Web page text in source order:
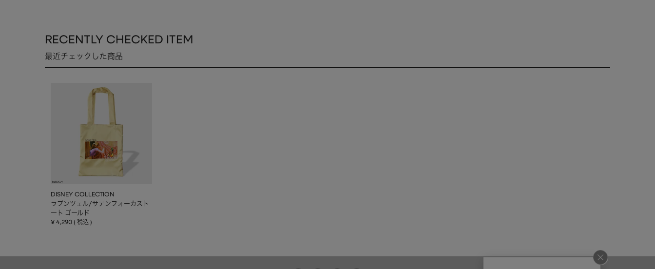
RECENTLY CHECKED ITEM
最近チェックした商品
DISNEY COLLECTION
ラプンツェル/サテンフォーカスト
ート ゴールド
¥ 4,290 税込